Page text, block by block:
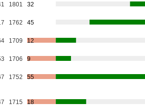
1801 32
1762 45
1709 12
1706 9
1752 55
1715
18